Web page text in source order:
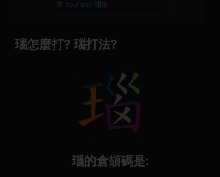
在 YouTube 開啟
瑙怎麼打? 瑙打法?
瑙的倉頡碼是: